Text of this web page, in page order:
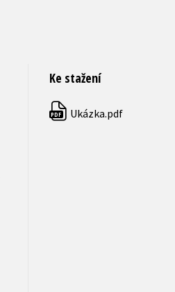
Ke stažení
PDF Ukázka.pdf